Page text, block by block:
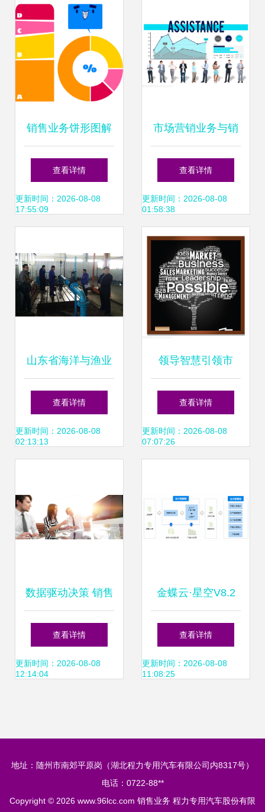
销售业务饼形图解
析 市场分布与业绩
洞察
查看详情
更新时间：2026-08-08
17:55:09
市场营销业务与销
售业务 相辅相成的
商业双引擎
查看详情
更新时间：2026-08-08
01:58:38
山东省海洋与渔业
监督监察总队第二
支队圆满完成辖区
售业务规范工作
查看详情
更新时间：2026-08-08
02:13:13
领导智慧引领市
场，词云洞察驱动
销售
查看详情
更新时间：2026-08-08
07:07:26
数据驱动决策 销售
统计在业务团队讨
论中的核心价值
查看详情
更新时间：2026-08-08
12:14:04
金蝶云·星空V8.2
解锁销售业务新潜
能，直面复杂商业
查看详情
更新时间：2026-08-08
11:08:25
地址：随州市南郊平原岗（湖北程力专用汽车有限公司内8317号）
电话：0722-88**
Copyright © 2026 www.96lcc.com 销售业务 程力专用汽车股份有限